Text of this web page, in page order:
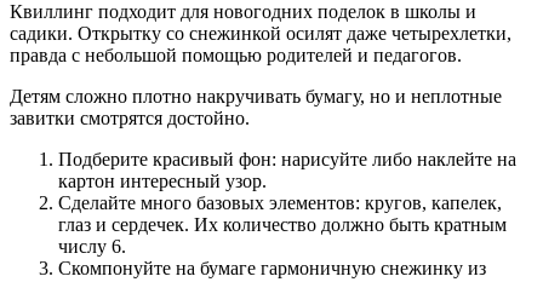
Квиллинг подходит для новогодних поделок в школы и
садики. Открытку со снежинкой осилят даже четырехлетки,
правда с небольшой помощью родителей и педагогов.
Детям сложно плотно накручивать бумагу, но и неплотные
завитки смотрятся достойно.
Подберите красивый фон: нарисуйте либо наклейте на
картон интересный узор.
Сделайте много базовых элементов: кругов, капелек,
глаз и сердечек. Их количество должно быть кратным
числу 6.
Скомпонуйте на бумаге гармоничную снежинку из